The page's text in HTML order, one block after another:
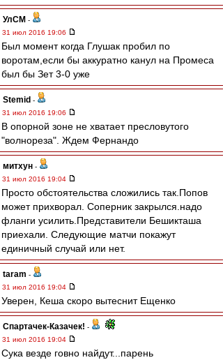
УлСМ -
31 июл 2016 19:06
Был момент когда Глушак пробил по
воротам,если бы аккуратно канул на Промеса
был бы Зет 3-0 уже
Stemid -
31 июл 2016 19:06
В опорной зоне не хватает пресловутого
"волнореза". Ждем Фернандо
митхун -
31 июл 2016 19:04
Просто обстоятельства сложились так.Попов
может прихворал. Соперник закрылся.надо
фланги усилить.Представители Бешикташа
приехали. Следующие матчи покажут
единичный случай или нет.
taram -
31 июл 2016 19:04
Уверен, Кеша скоро вытеснит Ещенко
Спартачек-Казачек! -
31 июл 2016 19:04
Сука везде говно найдут...парень